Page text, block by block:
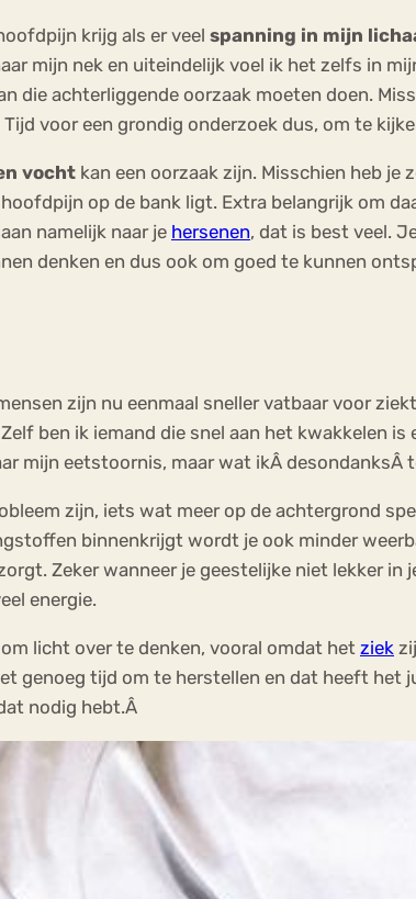
krijg als er veel spanning in mijn
mijn nek en uiteindelijk voel ik het zelfs in
die achterliggende oorzaak moeten doen.
voor een grondig onderzoek dus, om te
vocht kan een oorzaak zijn. Misschien heb
op de bank ligt. Extra belangrijk om
namelijk naar je hersenen, dat is best veel.
denken en dus ook om goed te kunnen
zijn nu eenmaal sneller vatbaar voor
ben ik iemand die snel aan het kwakkelen
mijn eetstoornis, maar wat ikÂ desondanksÂ
zijn, iets wat meer op de achtergrond
binnenkrijgt wordt je ook minder
Zeker wanneer je geestelijke niet lekker
energie.
licht over te denken, vooral omdat het ziek
genoeg tijd om te herstellen en dat heeft het
nodig hebt.Â